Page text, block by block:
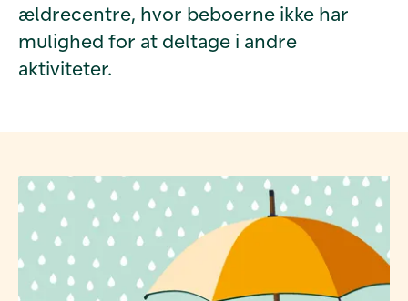
ældrecentre, hvor beboerne ikke har
mulighed for at deltage i andre
aktiviteter.